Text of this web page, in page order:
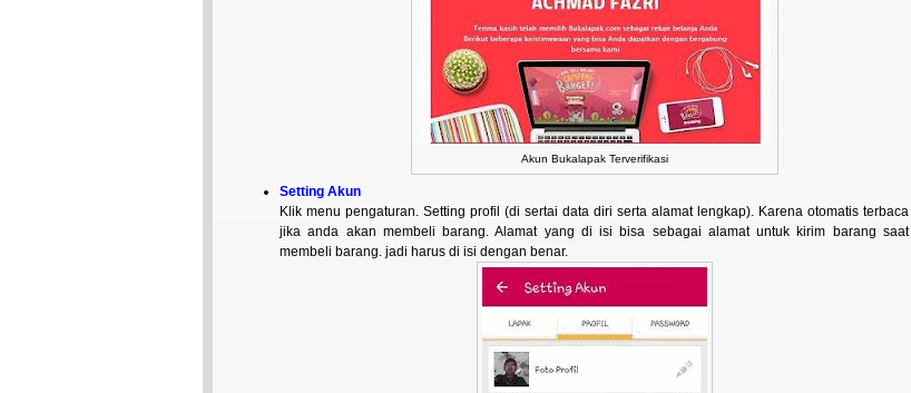
Akun Bukalapak Terverifikasi
Setting Akun
Klik menu pengaturan. Setting profil (di sertai data diri serta alamat lengkap). Karena otomatis terbaca
jika anda akan membeli barang. Alamat yang di isi bisa sebagai alamat untuk kirim barang saat
membeli barang. jadi harus di isi dengan benar.